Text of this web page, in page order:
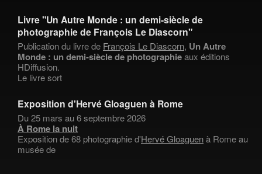
Livre "Un Autre Monde : un demi-siècle de
photographie de François Le Diascorn"
Publication du livre de François Le Diascorn, Un Autre
Monde : un demi-siècle de photographieaux éditions
HDiffusion.
Le livre sort
Exposition d'Hervé Gloaguen à Rome
Du 25 mars au 6 septembre 2026
À Rome la nuit
Exposition de 68 photographie d'Hervé Gloaguenà Rome au
musée de